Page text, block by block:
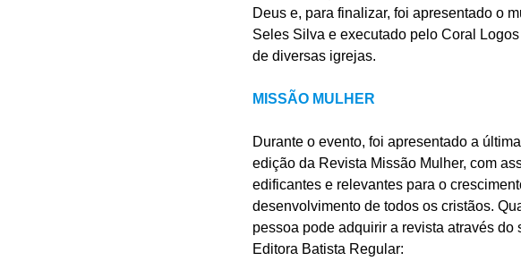
Deus e, para finalizar, foi apresentado o
Seles Silva e executado pelo Coral
de diversas igrejas.
MISSÃO MULHER
Durante o evento, foi apresentado a última
edição da Revista Missão Mulher, com
edificantes e relevantes para o
desenvolvimento de todos os cristãos.
pessoa pode adquirir a revista através do
Editora Batista Regular: